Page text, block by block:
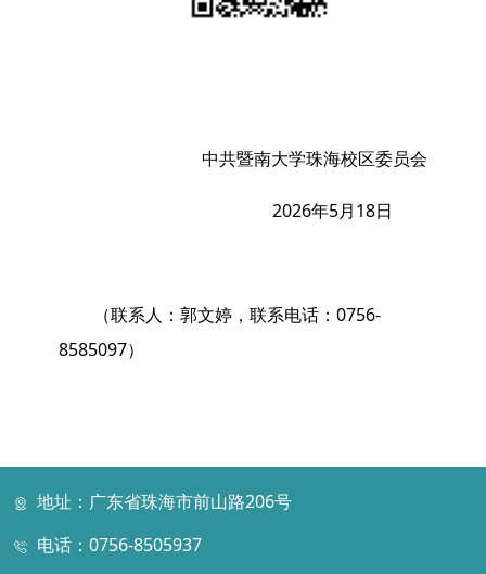
中共暨南大学珠海校区委员会
2026年5月18日
（联系人：郭文婷，联系电话：0756-
8585097）
地址：广东省珠海市前山路206号
电话：0756-8505937